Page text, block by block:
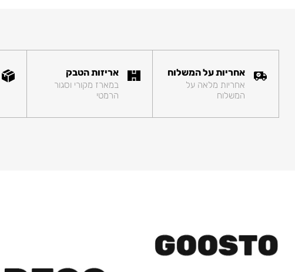
אחריות על המשלוח
אחריות מלאה על
המשלוח
אריזות הטבק
במארז מקורי וסגור
הרמטי